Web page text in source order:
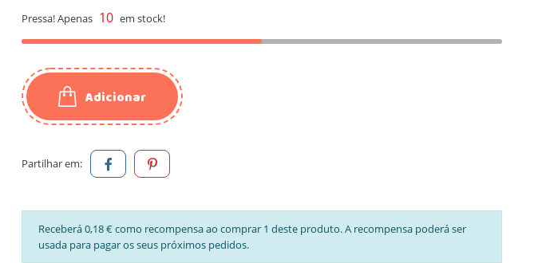
Pressa! Apenas 10 em stock!
Adicionar
Partilhar em:
Receberá 0,18 € como recompensa ao comprar 1 deste produto. A recompensa poderá ser
usada para pagar os seus próximos pedidos.